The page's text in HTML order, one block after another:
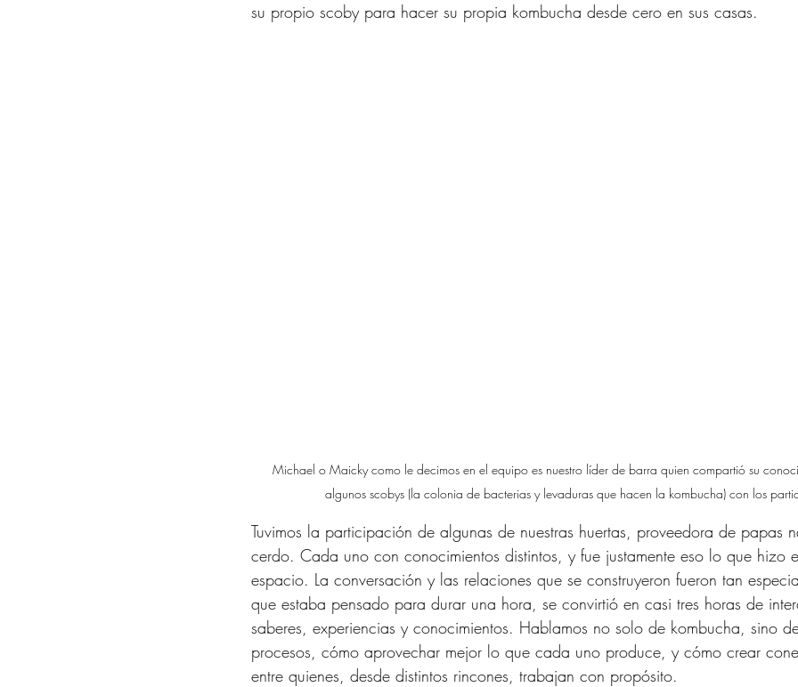
su propio scoby para hacer su propia kombucha desde cero en sus casas.
Michael o Maicky como le decimos en el equipo es nuestro líder de barra quien compartió su
algunos scobys (la colonia de bacterias y levaduras que hacen la kombucha) con los
Tuvimos la participación de algunas de nuestras huertas, proveedora de papas
cerdo. Cada uno con conocimientos distintos, y fue justamente eso lo que hizo
espacio. La conversación y las relaciones que se construyeron fueron tan
que estaba pensado para durar una hora, se convirtió en casi tres horas de
saberes, experiencias y conocimientos. Hablamos no solo de kombucha, sino
procesos, cómo aprovechar mejor lo que cada uno produce, y cómo crear
entre quienes, desde distintos rincones, trabajan con propósito.